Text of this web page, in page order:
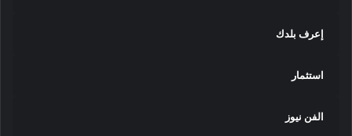
إعرف بلدك
استثمار
الفن نيوز